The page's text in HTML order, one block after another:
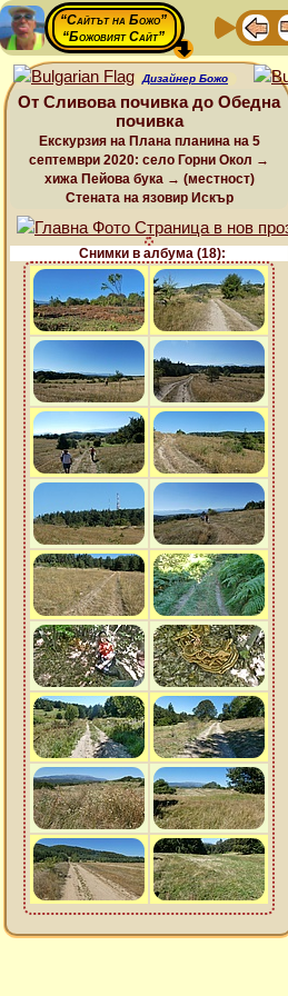
“Сайтът на Божо”
“Божовият Сайт”
Дизайнер Божо
От Сливова почивка до Обедна
почивка
Екскурзия на Плана планина на 5
септември 2020: село Горни Окол →
хижа Пейова бука → (местност)
Стената на язовир Искър
Снимки в албума (18):